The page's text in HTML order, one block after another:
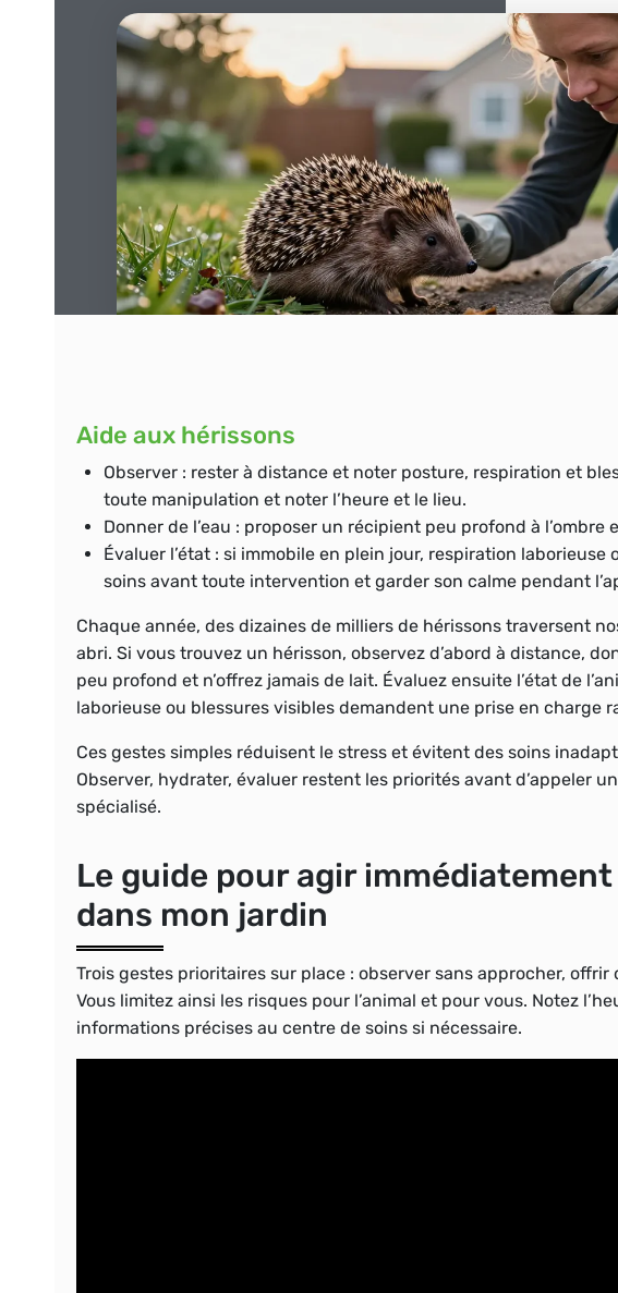
Aide aux hérissons
Observer : rester à distance et noter posture, respiration et
toute manipulation et noter l’heure et le lieu.
Donner de l’eau : proposer un récipient peu profond à
Évaluer l’état : si immobile en plein jour, respiration
soins avant toute intervention et garder son calme pendant
Chaque année, des dizaines de milliers de hérissons traversent
abri. Si vous trouvez un hérisson, observez d’abord à distance,
peu profond et n’offrez jamais de lait. Évaluez ensuite l’état de
laborieuse ou blessures visibles demandent une prise en charge
Ces gestes simples réduisent le stress et évitent des soins
Observer, hydrater, évaluer restent les priorités avant d’appeler
spécialisé.
Le guide pour agir
dans mon jardin
Trois gestes prioritaires sur place : observer sans approcher, offrir
Vous limitez ainsi les risques pour l’animal et pour vous. Notez
informations précises au centre de soins si nécessaire.